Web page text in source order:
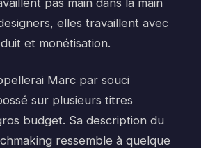
pas main dans la main
elles travaillent avec
et monétisation.
Marc par souci
sur plusieurs titres
budget. Sa description du
ressemble à quelque